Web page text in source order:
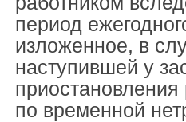
период
изложенное, в
наступившей у
по временной